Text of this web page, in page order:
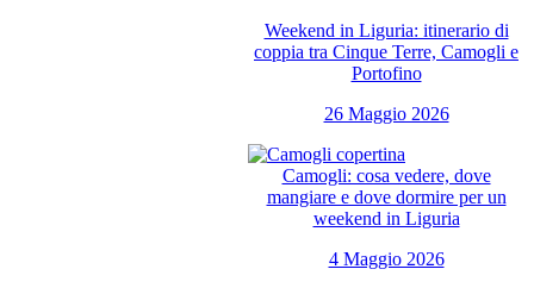
Weekend in Liguria: itinerario di
coppia tra Cinque Terre, Camogli e
Portofino
26 Maggio 2026
Camogli: cosa vedere, dove
mangiare e dove dormire per un
weekend in Liguria
4 Maggio 2026